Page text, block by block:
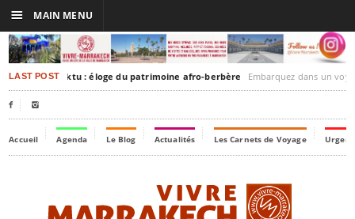
LAST POSTTimbuktu : éloge du patrimoine afro-berbère Embarquez dans un voyage culturel dans le
 
Accueil Agenda Le Blog Actualités Les Carnets de Voyage
☰ MAIN MENU